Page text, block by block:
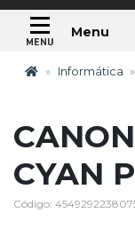
Menu
Informática
CYAN
Código: